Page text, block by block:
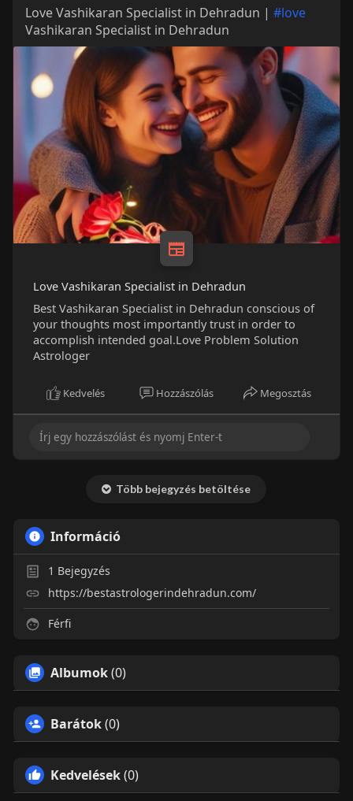
Love Vashikaran Specialist in Dehradun | #love
Vashikaran Specialist in Dehradun
Love Vashikaran Specialist in Dehradun
Best Vashikaran Specialist in Dehradun conscious of
your thoughts most importantly trust in order to
accomplish intended goal.Love Problem Solution
Astrologer
Kedvelés Hozzászólás Megosztás
Több bejegyzés betöltése
Információ
1 Bejegyzés
https://bestastrologerindehradun.com/
Férfi
Albumok(0)
Barátok(0)
Kedvelések(0)